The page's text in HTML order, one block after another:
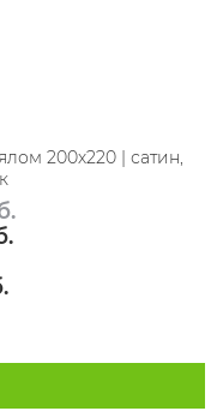
200х220 | сатин,